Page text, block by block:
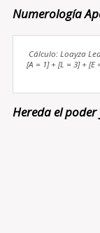
Numerología
Cálculo: Loayza
[A = 1] + [L = 3] + [E
Hereda el